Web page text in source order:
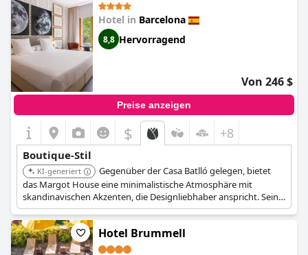
Besucher erwähnen häufig die moderne, schön gestaltete
Inneneinrichtung und den renovierten Stil des Hotels, der
einzigartige Eigenschaften beibehält, die es in seiner Kategorie
einzigartig machen. Das Personal wird für seine Freundlichkeit
gelobt, was zum insgesamt angenehmen und ruhigen
Aufenthalt beiträgt. Das Boutique-Ambiente, der detaillierte
Service und das intime Gefühl sind Schlüsselelemente, die die
Gäste schätzen, was dasSixtytwo Hotelzu einer wunderbaren
Wahl für diejenigen macht, die Boutique-Charme in einer
Hotel in Barcelona
8,8 Hervorragend
Von 246 $
Preise anzeigen
$ +8
Boutique-Stil
KI-generiert
Gegenüber der Casa Batlló gelegen, bietet
das Margot House eine minimalistische Atmosphäre mit
skandinavischen Akzenten, die Designliebhaber anspricht. Seine
geräumigen Zimmer und durchdachten Designdetails schaffen
eine ruhige und stilvolle Umgebung.
Hotel Brummell